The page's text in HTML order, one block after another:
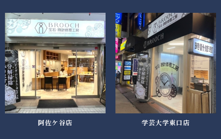
阿佐ケ谷店 学芸大学東口店